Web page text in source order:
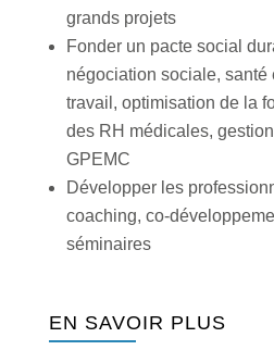
grands projets
Fonder un pacte social
négociation sociale, santé
travail, optimisation de la
des RH médicales,
GPEMC
Développer les
coaching, co-
séminaires
EN SAVOIR PLUS